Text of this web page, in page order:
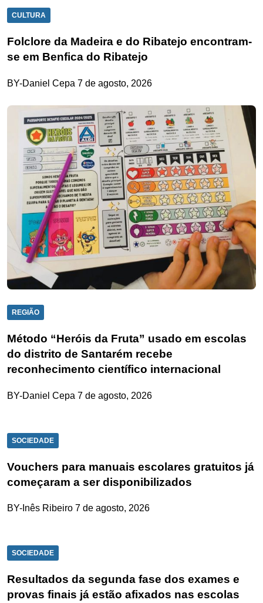
CULTURA
Folclore da Madeira e do Ribatejo encontram-
se em Benfica do Ribatejo
BY-Daniel Cepa 7 de agosto, 2026
REGIÃO
Método “Heróis da Fruta” usado em escolas
do distrito de Santarém recebe
reconhecimento científico internacional
BY-Daniel Cepa 7 de agosto, 2026
SOCIEDADE
Vouchers para manuais escolares gratuitos já
começaram a ser disponibilizados
BY-Inês Ribeiro 7 de agosto, 2026
SOCIEDADE
Resultados da segunda fase dos exames e
provas finais já estão afixados nas escolas